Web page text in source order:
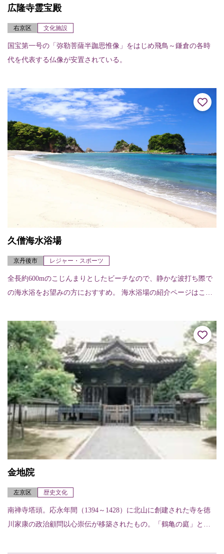
広隆寺霊宝殿
右京区 文化施設
国宝第一号の「弥勒菩薩半跏思惟像」をはじめ飛鳥～鎌倉の各時
代を代表する仏像が安置されている。
久僧海水浴場
京丹後市 レジャー・スポーツ
全長約600mのこじんまりとしたビーチなので、静かな波打ち際で
の海水浴をお望みの方におすすめ。 海水浴場の紹介ページはこち
金地院
左京区 歴史文化
南禅寺塔頭。応永年間（1394～1428）に北山に創建された寺を徳
川家康の政治顧問以心崇伝が移築されたもの。「鶴亀の庭」とよ
られ、中央に...